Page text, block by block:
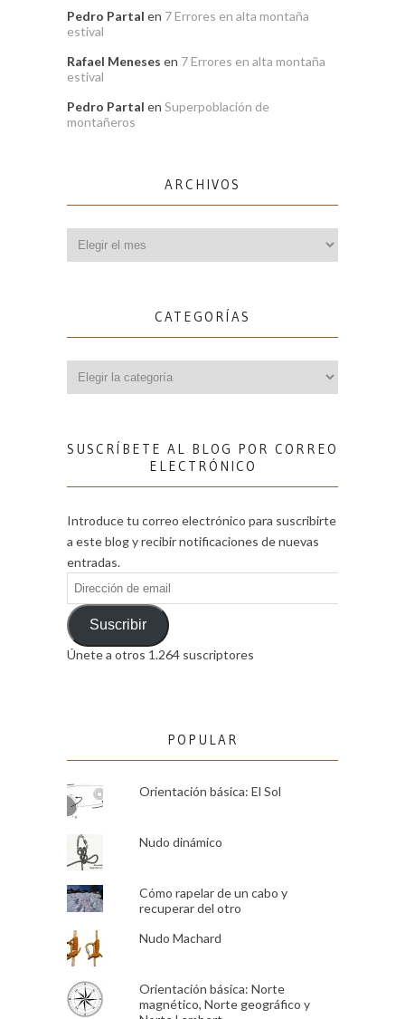
Pedro Partal en 7 Errores en alta montaña
estival
Rafael Meneses en 7 Errores en alta montaña
estival
Pedro Partal en Superpoblación de
montañeros
ARCHIVOS
CATEGORÍAS
SUSCRÍBETE AL BLOG POR CORREO
ELECTRÓNICO
Introduce tu correo electrónico para suscribirte
a este blog y recibir notificaciones de nuevas
entradas.
Dirección
de
emailSuscribir
Únete a otros 1.264 suscriptores
POPULAR
Orientación básica: El Sol
Nudo dinámico
Cómo rapelar de un cabo y
recuperar del otro
Nudo Machard
Orientación básica: Norte
magnético, Norte geográfico y